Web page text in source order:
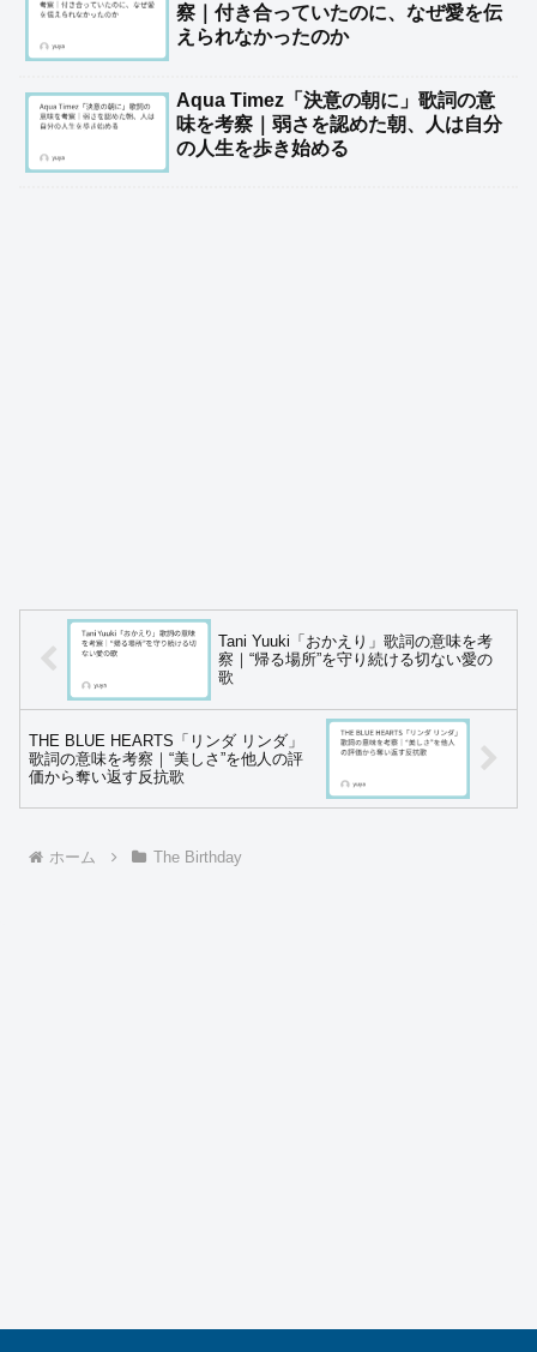
察｜付き合っていたのに、なぜ愛を伝
えられなかったのか
Aqua Timez「決意の朝に」歌詞の意
味を考察｜弱さを認めた朝、人は自分
の人生を歩き始める
Tani Yuuki「おかえり」歌詞の意味を考
察｜“帰る場所”を守り続ける切ない愛の
歌
THE BLUE HEARTS「リンダ リンダ」
歌詞の意味を考察｜“美しさ”を他人の評
価から奪い返す反抗歌
ホーム The Birthday